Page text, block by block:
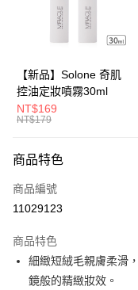
Apple Pay
悠遊付
Google Pay
全盈+PAY
大哥付你分期
【大哥付你分期使用說明】
1.本服務由台灣大哥大提供
流程，驗證手機門號後，選
成交易。
3.實際核准額度、可分期數
4.訂單成立30分鐘內，如
AFTEE先享後付
【關於「AFTEE先享後付」】
AFTEE先享後付是「在收
便利好安心！
１．簡單：不需註冊會員、
ATM付款
【新品】Solone 奇肌
控油定妝噴霧30ml
NT$169
NT$179
商品特色
商品編號
11029123
商品特色
細緻短絨毛親膚柔滑
鏡般的精緻妝效。